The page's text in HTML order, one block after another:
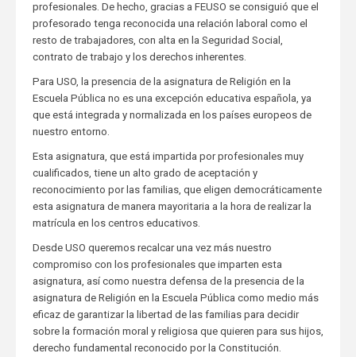
profesionales. De hecho, gracias a FEUSO se consiguió que el
profesorado tenga reconocida una relación laboral como el
resto de trabajadores, con alta en la Seguridad Social,
contrato de trabajo y los derechos inherentes.
Para USO, la presencia de la asignatura de Religión en la
Escuela Pública no es una excepción educativa española, ya
que está integrada y normalizada en los países europeos de
nuestro entorno.
Esta asignatura, que está impartida por profesionales muy
cualificados, tiene un alto grado de aceptación y
reconocimiento por las familias, que eligen democráticamente
esta asignatura de manera mayoritaria a la hora de realizar la
matrícula en los centros educativos.
Desde USO queremos recalcar una vez más nuestro
compromiso con los profesionales que imparten esta
asignatura, así como nuestra defensa de la presencia de la
asignatura de Religión en la Escuela Pública como medio más
eficaz de garantizar la libertad de las familias para decidir
sobre la formación moral y religiosa que quieren para sus hijos,
derecho fundamental reconocido por la Constitución.